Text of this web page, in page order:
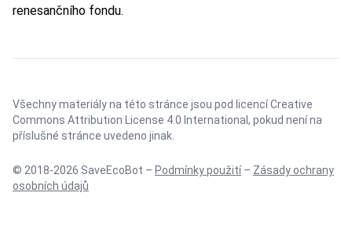
renesančního fondu.
Všechny materiály na této stránce jsou pod licencíCreative
Commons Attribution License 4.0 International , pokud není na
příslušné stránce uvedeno jinak.
© 2018-2026 SaveEcoBot – Podmínky použití– Zásady ochrany
osobních údajů